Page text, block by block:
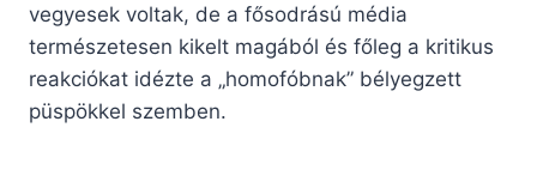
vegyesek voltak, de a fősodrású média
természetesen kikelt magából és főleg a kritikus
reakciókat idézte a „homofóbnak” bélyegzett
püspökkel szemben.